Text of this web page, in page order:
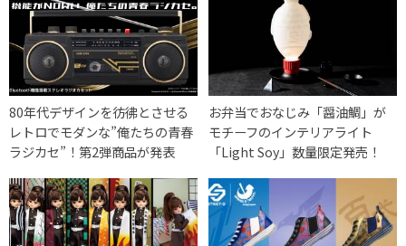
80年代デザインを彷彿とさせる
レトロでモダンな”俺たちの青春
ラジカセ”！第2弾商品が発表
お弁当でおなじみ「醤油鯛」が
モチーフのインテリアライト
「Light Soy」数量限定発売！